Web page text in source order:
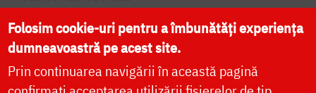
DONEAZĂ ONLINE PENTRU CATEDRALA NAȚIONALĂ
LIVE
Folosim cookie-uri pentru a îmbunătăți experiența
dumneavoastră pe acest site.
Prin continuarea navigării în această pagină